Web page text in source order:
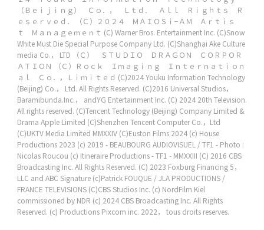
（Ｂｅｉｊｉｎｇ） Ｃｏ．， Ｌｔｄ． Ａｌｌ Ｒｉｇｈｔｓ Ｒ
ｅｓｅｒｖｅｄ．
（Ｃ）２０２４ ＭＡＩＯＳｉ−ＡＭ Ａｒｔｉｓ
ｔ Ｍａｎａｇｅｍｅｎｔ (C) Warner Bros. Entertainment Inc. (C)Snow
White Must Die Special Purpose Company Ltd. (C)Shanghai Ake Culture
media Co.， LTD
（Ｃ） ＳＴＵＤＩＯ ＤＲＡＧＯＮ ＣＯＲＰＯＲ
ＡＴＩＯＮ
（Ｃ）Ｒｏｃｋ Ｉｍａｇｉｎｇ Ｉｎｔｅｒｎａｔｉｏｎ
ａｌ Ｃｏ．，Ｌｉｍｉｔｅｄ (C)2024 Youku Information Technology
(Beijing) Co.， Ltd. All Rights Reserved. (C)2016 Universal Studios，
Baramibunda.Inc.， andYG Entertainment Inc. (C) 2024 20th Television.
All rights reserved. (C)Tencent Technology (Beijing) Company Limited &
Drama Apple Limited (C)Shenzhen Tencent Computer Co.，Ltd
(C)UKTV Media Limited MMXXIV (C)Euston Films 2024 (c) House
Productions 2023 (c) 2019 - BEAUBOURG AUDIOVISUEL / TF1 - Photo :
Nicolas Roucou (c) Itineraire Productions - TF1 - MMXXIII (C) 2016 CBS
Broadcasting Inc. All Rights Reserved. (C) 2023 Foxburg Financing 5，
LLC and ABC Signature (c)Patrick FOUQUE / JLA PRODUCTIONS /
FRANCE TELEVISIONS (C)CBS Studios Inc. (c) NordFilm Kiel
commissioned by NDR (c) 2024 CBS Broadcasting Inc. All Rights
Reserved. (c) Productions Pixcom inc. 2022， tous droits reserves.